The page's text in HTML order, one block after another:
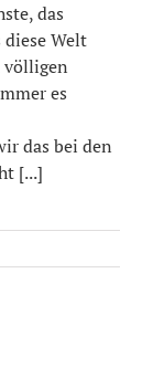
das
Welt
völligen
es
das bei den
[...]